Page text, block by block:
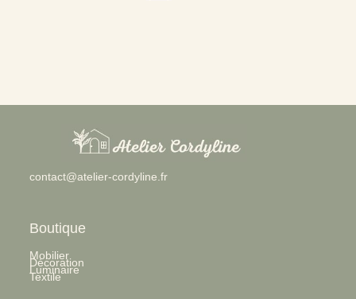
contact@atelier-cordyline.fr:
Boutique
Mobilier
Décoration
Luminaire
Textile